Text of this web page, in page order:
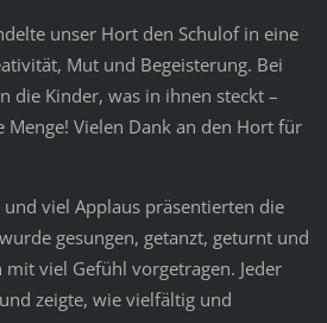
unser Hort den Schulof in eine
Mut und Begeisterung. Bei
die Kinder, was in ihnen steckt –
Menge! Vielen Dank an den Hort für
viel Applaus präsentierten die
gesungen, getanzt, geturnt und
viel Gefühl vorgetragen. Jeder
zeigte, wie vielfältig und